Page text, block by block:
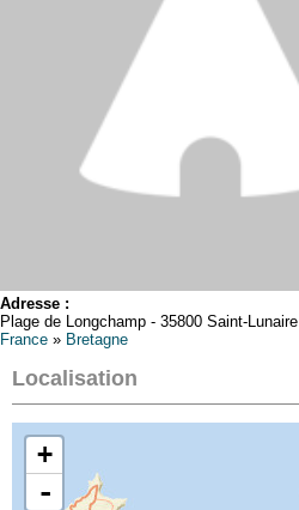
Adresse :
Plage de Longchamp - 35800 Saint-Lunaire
France » Bretagne
Localisation
+
-